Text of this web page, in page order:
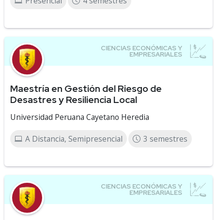
Maestría en Gestión del Riesgo de
Desastres y Resiliencia Local
Universidad Peruana Cayetano Heredia
A Distancia, Semipresencial 3 semestres